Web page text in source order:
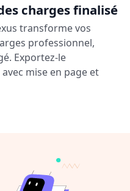
charges finalisé
transforme vos
professionnel,
Exportez-le
mise en page et